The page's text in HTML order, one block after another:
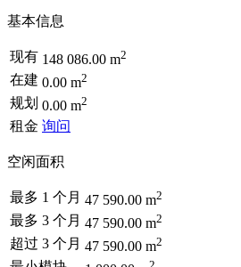
基本信息
现有 148 086.00 m2
在建 0.00 m2
规划 0.00 m2
租金 询问
空闲面积
最多 1 个月 47 590.00 m2
最多 3 个月 47 590.00 m2
超过 3 个月 47 590.00 m2